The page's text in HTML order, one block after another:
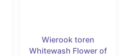
Wierook toren
Whitewash Flower of